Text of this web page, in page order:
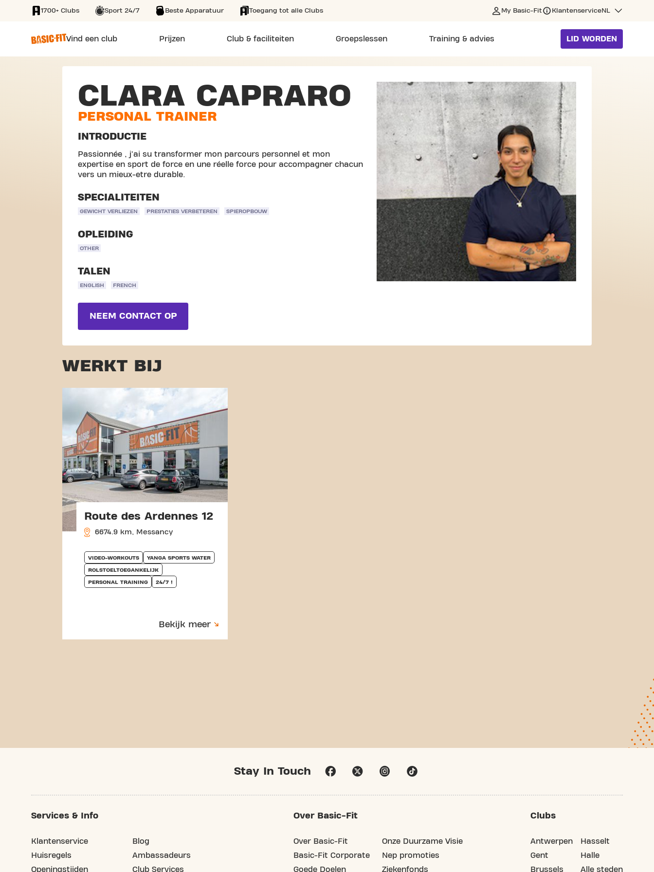
SKIP TO MAIN CONTENT
1700+ Clubs Sport 24/7 Beste Apparatuur Toegang tot alle Clubs My Basic-Fit KlantenserviceNL
Vind een club Prijzen Club & faciliteiten Groepslessen Training & advies LID WORDEN
CLARA CAPRARO
PERSONAL TRAINER
INTRODUCTIE
Passionnée , j'ai su transformer mon parcours personnel et mon
expertise en sport de force en une réelle force pour accompagner chacun
vers un mieux-etre durable.
SPECIALITEITEN
GEWICHT VERLIEZEN PRESTATIES VERBETEREN SPIEROPBOUW
OPLEIDING
OTHER
TALEN
ENGLISH FRENCH
NEEM CONTACT OP
WERKT BIJ
Route des Ardennes 12
6674.9 km, Messancy
VIDEO-WORKOUTS YANGA SPORTS WATER
ROLSTOELTOEGANKELIJK
PERSONAL TRAINING 24/7 !
Bekijk meer
Stay In Touch
Services & Info
Klantenservice
Huisregels
Openingstijden
Blog
Ambassadeurs
Club Services
Over Basic-Fit
Over Basic-Fit
Basic-Fit Corporate
Goede Doelen
Onze Duurzame Visie
Nep promoties
Ziekenfonds
Clubs
Antwerpen
Gent
Brussels
Hasselt
Halle
Alle steden